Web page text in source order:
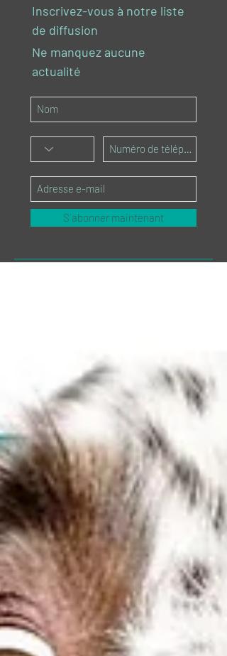
Inscrivez-vous à notre liste
de diffusion
Ne manquez aucune
actualité
S`abonner maintenant